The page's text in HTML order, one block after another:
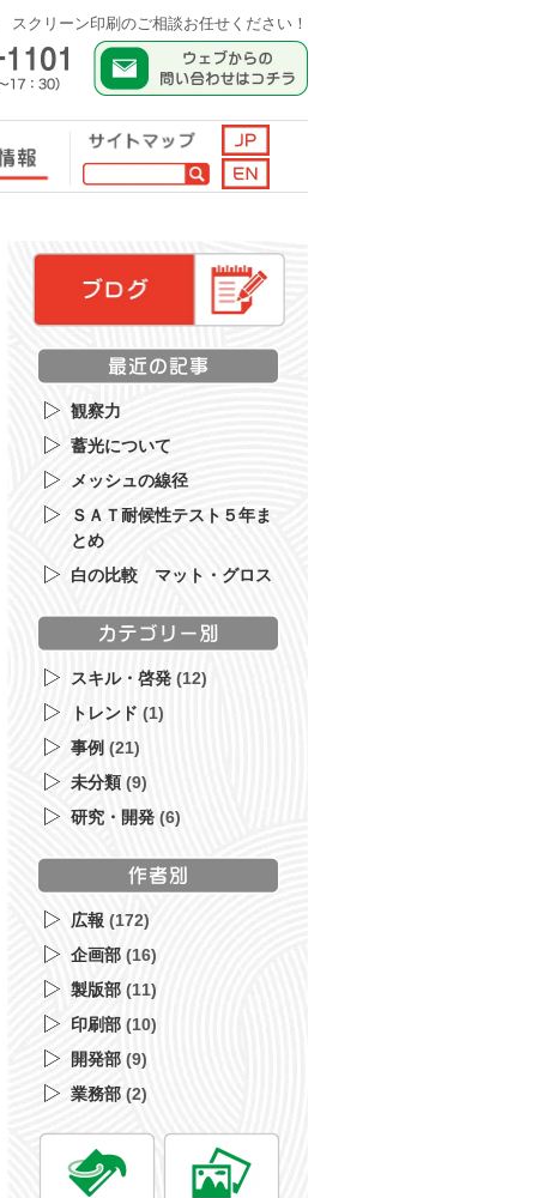
スクリーン印刷のご相談お任せください！
観察力
蓄光について
メッシュの線径
ＳＡＴ耐候性テスト５年ま
とめ
白の比較 マット・グロス
スキル・啓発 (12)
トレンド (1)
事例 (21)
未分類 (9)
研究・開発 (6)
広報 (172)
企画部 (16)
製版部 (11)
印刷部 (10)
開発部 (9)
業務部 (2)